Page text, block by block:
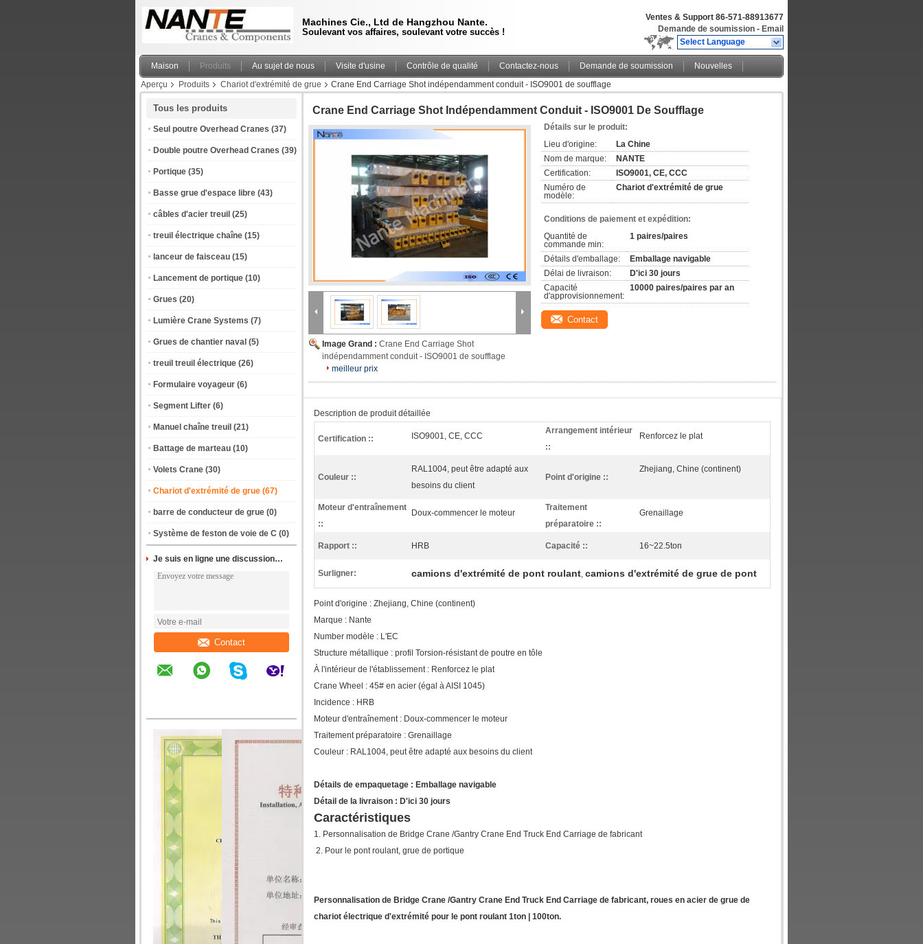
Machines Cie., Ltd de Hangzhou Nante.
Soulevant vos affaires, soulevant votre succès !
Ventes & Support 86-571-88913677
Demande de soumission - Email
Select Language
Maison Produits Au sujet de nous Visite d'usine Contrôle de qualité Contactez-nous Demande de soumission
Nouvelles
Aperçu
Produits Chariot d'extrémité de grue Crane End Carriage Shot indépendamment conduit - ISO9001 de soufflage
Tous les produits
Seul poutre Overhead Cranes (37)
Double poutre Overhead Cranes (39)
Portique (35)
Basse grue d'espace libre (43)
câbles d'acier treuil (25)
treuil électrique chaîne (15)
lanceur de faisceau (15)
Lancement de portique (10)
Grues (20)
Lumière Crane Systems (7)
Grues de chantier naval (5)
treuil treuil électrique (26)
Formulaire voyageur (6)
Segment Lifter (6)
Manuel chaîne treuil (21)
Battage de marteau (10)
Volets Crane (30)
Chariot d'extrémité de grue (67)
barre de conducteur de grue (0)
Système de feston de voie de C (0)
Je suis en ligne une discussion en ligne
Contact
Crane End Carriage Shot Indépendamment Conduit - ISO9001 De Soufflage
Image Grand : Crane End Carriage Shot
indépendamment conduit - ISO9001 de soufflage
meilleur prix
Détails sur le produit:
Lieu d'origine:
La Chine
Nom de marque:
NANTE
Certification:
ISO9001, CE, CCC
Numéro de
modèle:
Chariot d'extrémité de grue
Conditions de paiement et expédition:
Quantité de
commande min:
1 paires/paires
Détails d'emballage:
Emballage navigable
Délai de livraison:
D'ici 30 jours
Capacité
d'approvisionnement:
10000 paires/paires par an
Contact
Description de produit détaillée
Certification :: ISO9001, CE, CCC
Arrangement intérieur
::
Renforcez le plat
Couleur ::
RAL1004, peut être adapté aux
besoins du client
Point d'origine ::
Zhejiang, Chine (continent)
Moteur d'entraînement
::
Doux-commencer le moteur
Traitement
préparatoire ::
Grenaillage
Rapport :: HRB Capacité :: 16~22.5ton
Surligner: camions d'extrémité de pont roulant, camions d'extrémité de grue de pont
Point d'origine : Zhejiang, Chine (continent)
Marque : Nante
Number modèle : L'EC
Structure métallique : profil Torsion-résistant de poutre en tôle
À l'intérieur de l'établissement : Renforcez le plat
Crane Wheel : 45# en acier (égal à AISI 1045)
Incidence : HRB
Moteur d'entraînement : Doux-commencer le moteur
Traitement préparatoire : Grenaillage
Couleur : RAL1004, peut être adapté aux besoins du client
Détails de empaquetage : Emballage navigable
Détail de la livraison : D'ici 30 jours
Caractéristiques
1. Personnalisation de Bridge Crane /Gantry Crane End Truck End Carriage de fabricant
2. Pour le pont roulant, grue de portique
Personnalisation de Bridge Crane /Gantry Crane End Truck End Carriage de fabricant, roues en acier de grue de
chariot électrique d'extrémité pour le pont roulant 1ton | 100ton.